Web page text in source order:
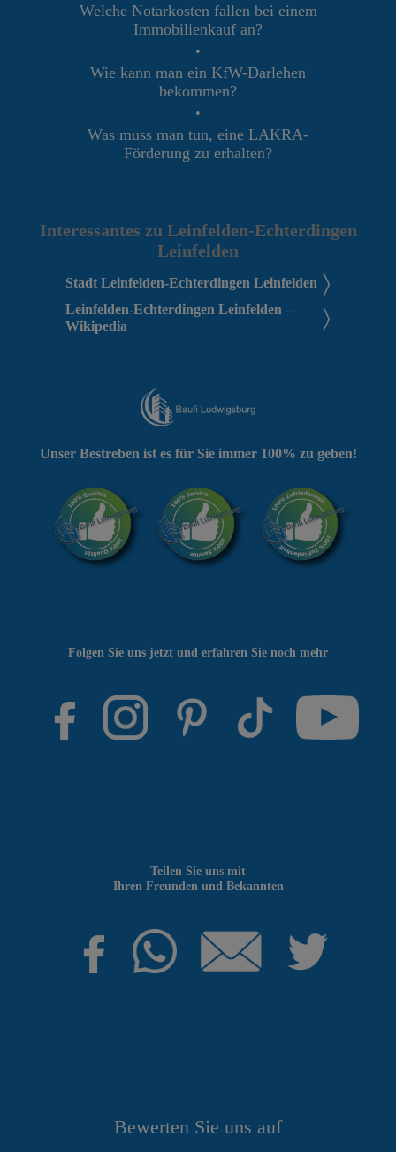
Welche Notarkosten fallen bei einem
Immobilienkauf an?
•
Wie kann man ein KfW-Darlehen
bekommen?
•
Was muss man tun, eine LAKRA-
Förderung zu erhalten?
Interessantes zu Leinfelden-Echterdingen
Leinfelden
Stadt Leinfelden-Echterdingen Leinfelden
Leinfelden-Echterdingen Leinfelden –
Wikipedia
Bewerten Sie uns auf
Teilen Sie uns mit
Ihren Freunden und Bekannten
Folgen Sie uns jetzt und erfahren Sie noch mehr
Unser Bestreben ist es für Sie immer 100% zu geben!